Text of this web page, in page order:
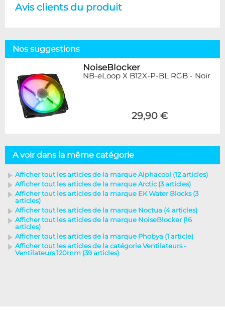
Avis clients du produit
Nos suggestions
NoiseBlocker
NB-eLoop X B12X-P-BL RGB - Noir
29,90 €
A voir dans la même catégorie
Afficher tout les articles de la marque Alphacool (12 articles)
Afficher tout les articles de la marque Arctic (3 articles)
Afficher tout les articles de la marque EK Water Blocks (3
articles)
Afficher tout les articles de la marque Noctua (4 articles)
Afficher tout les articles de la marque NoiseBlocker (16
articles)
Afficher tout les articles de la marque Phobya (1 article)
Afficher tout les articles de la catégorie Ventilateurs -
Ventilateurs 120mm (39 articles)